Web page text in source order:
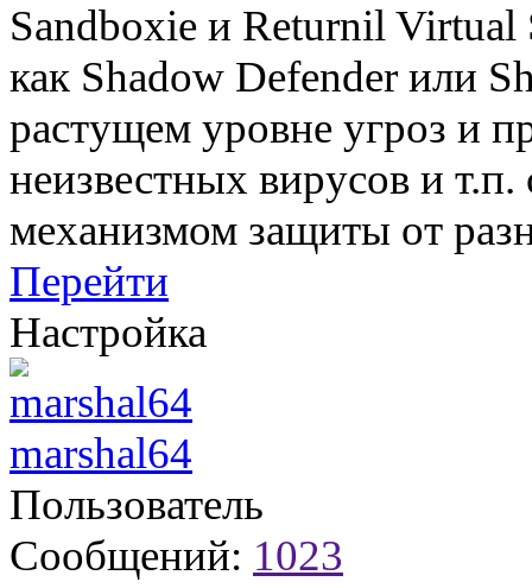
Sandboxie и Returnil
как Shadow Defender или
растущем уровне угроз и
неизвестных вирусов и
механизмом защиты от
Перейти
Настройка
marshal64
Пользователь
Сообщений: 1023